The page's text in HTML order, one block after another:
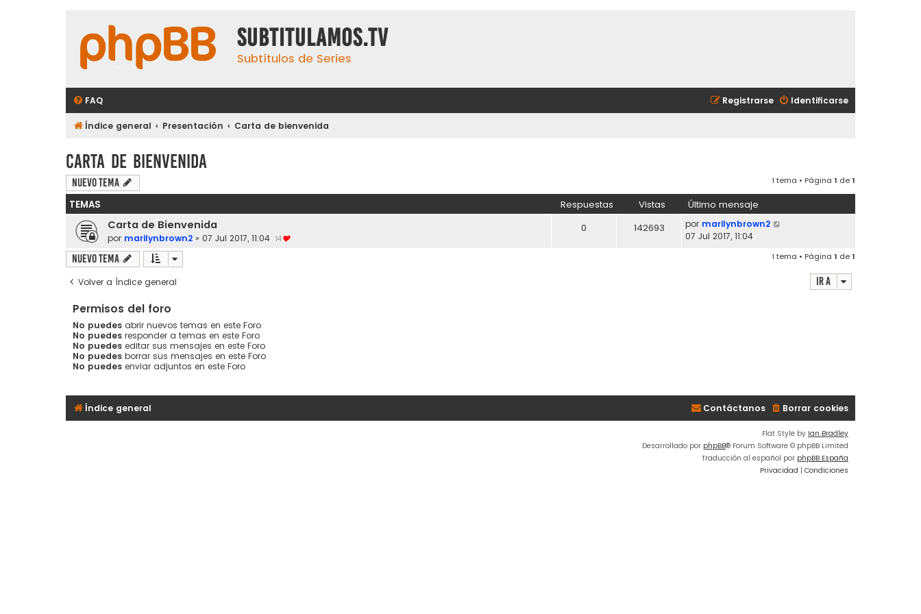
subtitulamos.tv
Subtítulos de Series
FAQ Identificarse
Registrarse
Índice general Presentación Carta de bienvenida
Carta de bienvenida
Nuevo Tema 1 tema • Página 1 de1
TEMAS Respuestas Vistas Último mensaje
Carta de Bienvenida
por marilynbrown2 » 07 Jul 2017, 11:04 14
0 142693 por marilynbrown2
07 Jul 2017, 11:04
Nuevo Tema 1 tema • Página 1 de1
Volver a Índice general Ir a
Permisos del foro
No puedes abrir nuevos temas en este Foro
No puedes responder a temas en este Foro
No puedes editar sus mensajes en este Foro
No puedes borrar sus mensajes en este Foro
No puedes enviar adjuntos en este Foro
Índice general Borrar cookies
Contáctanos
Flat Style by Ian Bradley
Desarrollado por phpBB® Forum Software © phpBB Limited
Traducción al español por phpBB España
Privacidad | Condiciones